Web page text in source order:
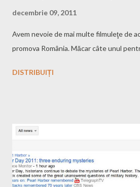
decembrie 09, 2011
Avem nevoie de mai multe filmuleţe de
promova România. Măcar câte unul
DISTRIBUIȚI